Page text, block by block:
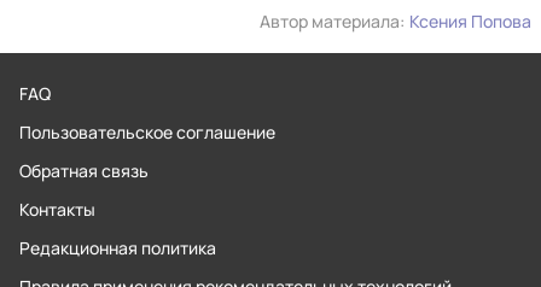
Автор материала: Ксения Попова
FAQ
Пользовательское соглашение
Обратная связь
Контакты
Редакционная политика